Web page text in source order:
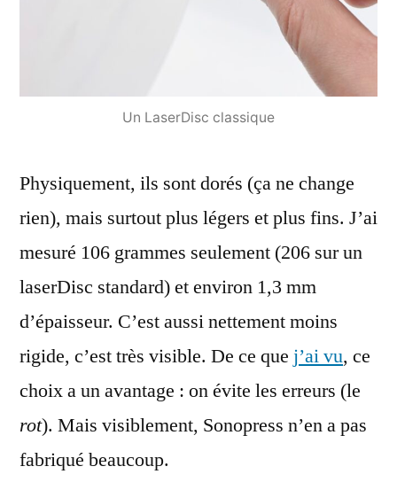
Un LaserDisc classique
Physiquement, ils sont dorés (ça ne change
rien), mais surtout plus légers et plus fins. J’ai
mesuré 106 grammes seulement (206 sur un
laserDisc standard) et environ 1,3 mm
d’épaisseur. C’est aussi nettement moins
rigide, c’est très visible. De ce que j’ai vu, ce
choix a un avantage : on évite les erreurs (le
rot). Mais visiblement, Sonopress n’en a pas
fabriqué beaucoup.